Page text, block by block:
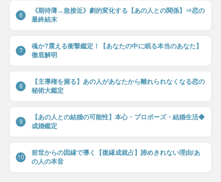
6
《期待薄→急接近》劇的変化する【あの人との関係】⇒恋の
最終結末
7
魂か?震える衝撃鑑定！【あなたの中に眠る本当のあなた】
徹底解明
8
【主導権を握る】あの人があなたから離れられなくなる恋の
秘術大鑑定
9
【あの人との結婚の可能性】本心・プロポーズ・結婚生活◆
成婚鑑定
10
前世からの因縁で導く【復縁成就占】諦めきれない理由/あ
の人の本音